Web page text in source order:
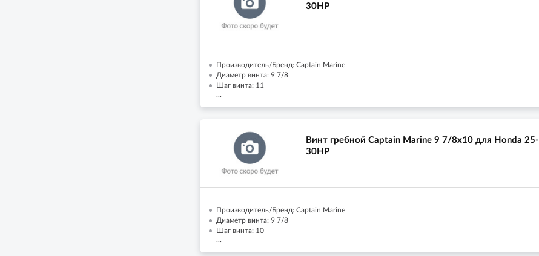
30HP
Производитель/Бренд: Captain Marine
Диаметр винта: 9 7/8
Шаг винта: 11
...
Винт гребной Captain Marine 9 7/8x10 для Honda 25-
30HP
Производитель/Бренд: Captain Marine
Диаметр винта: 9 7/8
Шаг винта: 10
...